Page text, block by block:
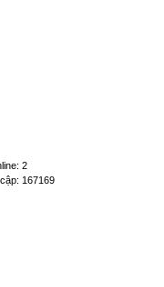
2
167169